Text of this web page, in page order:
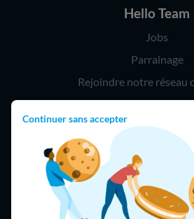
Continuer sans accepter
Hello Team
Jobs
Parrainage
Rejoindre notre réseau
Hello !
09 75 18 60 60
75018 Paris